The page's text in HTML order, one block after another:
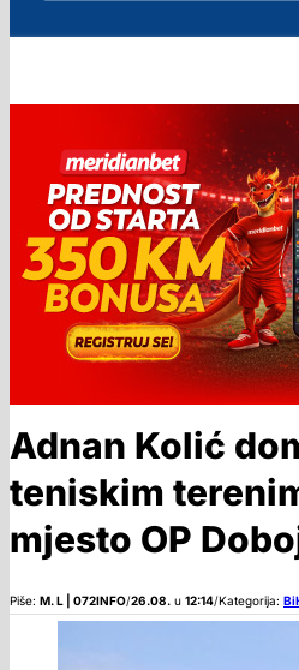
Adnan Kolić
teniskim
mjesto OP
Piše: M. L | 072INFO/26.08. u 12:14/Kategorija: